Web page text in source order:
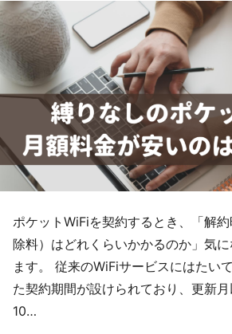
ポケットWiFiを契約するとき、「解
除料）はどれくらいかかるのか」気
ます。 従来のWiFiサービスにはたい
た契約期間が設けられており、更新
10…